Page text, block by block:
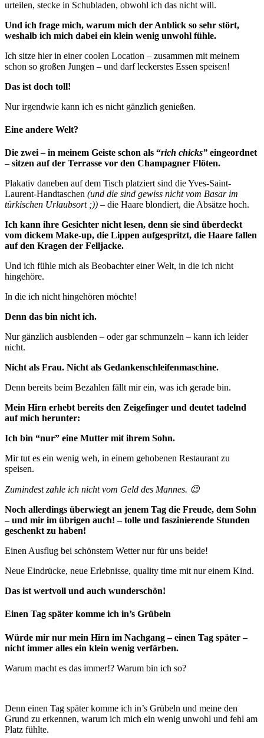
urteilen, stecke in Schubladen, obwohl ich das nicht will.
Und ich frage mich, warum mich der Anblick so sehr stört,
weshalb ich mich dabei ein klein wenig unwohl fühle.
Ich sitze hier in einer coolen Location – zusammen mit meinem
schon so großen Jungen – und darf leckerstes Essen speisen!
Das ist doch toll!
Nur irgendwie kann ich es nicht gänzlich genießen.
Eine andere Welt?
Die zwei – in meinem Geiste schon als “rich chicks” eingeordnet
– sitzen auf der Terrasse vor den Champagner Flöten.
Plakativ daneben auf dem Tisch platziert sind die Yves-Saint-
Laurent-Handtaschen (und die sind gewiss nicht vom Basar im
türkischen Urlaubsort ;)) – die Haare blondiert, die Absätze hoch.
Ich kann ihre Gesichter nicht lesen, denn sie sind überdeckt
vom dickem Make-up, die Lippen aufgespritzt, die Haare fallen
auf den Kragen der Felljacke.
Und ich fühle mich als Beobachter einer Welt, in die ich nicht
hingehöre.
In die ich nicht hingehören möchte!
Denn das bin nicht ich.
Nur gänzlich ausblenden – oder gar schmunzeln – kann ich leider
nicht.
Nicht als Frau. Nicht als Gedankenschleifenmaschine.
Denn bereits beim Bezahlen fällt mir ein, was ich gerade bin.
Mein Hirn erhebt bereits den Zeigefinger und deutet tadelnd
auf mich herunter:
Ich bin “nur” eine Mutter mit ihrem Sohn.
Mir tut es ein wenig weh, in einem gehobenen Restaurant zu
speisen.
Zumindest zahle ich nicht vom Geld des Mannes. 😉
Noch allerdings überwiegt an jenem Tag die Freude, dem Sohn
– und mir im übrigen auch! – tolle und faszinierende Stunden
geschenkt zu haben!
Einen Ausflug bei schönstem Wetter nur für uns beide!
Neue Eindrücke, neue Erlebnisse, quality time mit nur einem Kind.
Das ist wertvoll und auch wunderschön!
Einen Tag später komme ich in’s Grübeln
Würde mir nur mein Hirn im Nachgang – einen Tag später –
nicht immer alles ein klein wenig verfärben.
Warum macht es das immer!? Warum bin ich so?
Denn einen Tag später komme ich in’s Grübeln und meine den
Grund zu erkennen, warum ich mich ein wenig unwohl und fehl am
Platz fühlte.